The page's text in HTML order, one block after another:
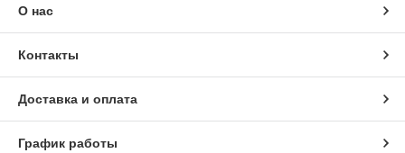
О нас
Контакты
Доставка и оплата
График работы